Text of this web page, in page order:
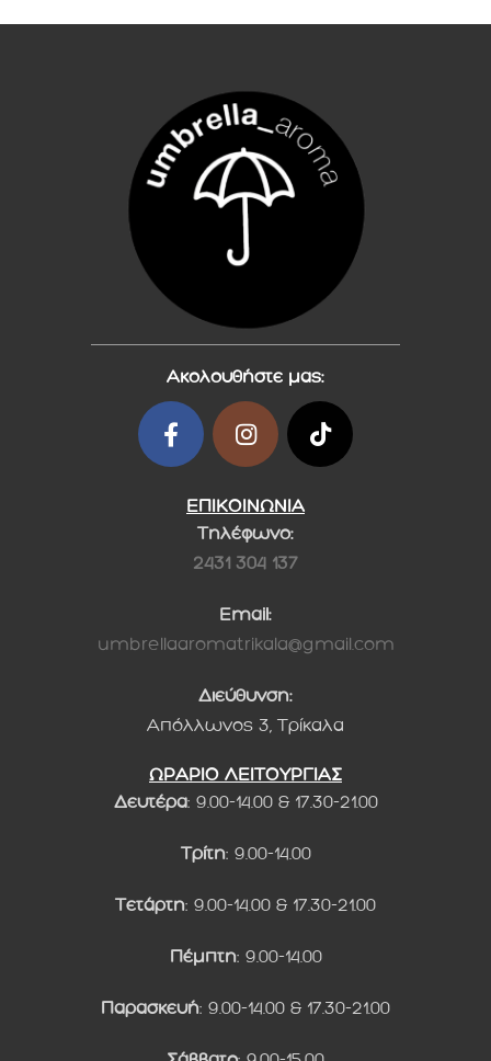
Ακολουθήστε μας:
ΕΠΙΚΟΙΝΩΝΙΑ
Τηλέφωνο:
2431 304 137
Email:
umbrellaaromatrikala@gmail.com
Διεύθυνση:
Απόλλωνος 3, Τρίκαλα
ΩΡΑΡΙΟ ΛΕΙΤΟΥΡΓΙΑΣ
Δευτέρα: 9.00-14.00 & 17.30-21.00
Τρίτη: 9.00-14.00
Τετάρτη: 9.00-14.00 & 17.30-21.00
Πέμπτη: 9.00-14.00
Παρασκευή: 9.00-14.00 & 17.30-21.00